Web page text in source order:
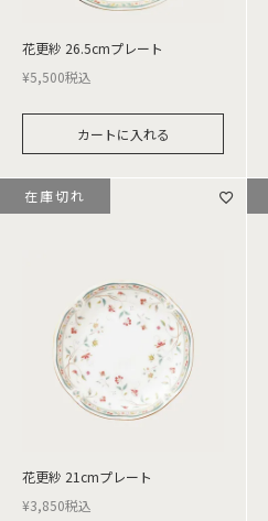
花更紗 26.5cmプレート
¥5,500税込
カートに入れる
花更紗 21cmプレート
¥3,850税込
在庫切れ